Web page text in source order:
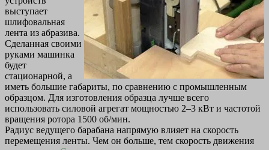
выступает
шлифовальная
лента из абразива.
Сделанная своими
руками машинка
будет
стационарной, а
иметь большие габариты, по сравнению с промышленным
образцом. Для изготовления образца лучше всего
использовать силовой агрегат мощностью 2–3 кВт и частотой
вращения ротора 1500 об/мин.
Радиус ведущего барабана напрямую влияет на скорость
перемещения ленты. Чем он больше, тем скорость движения